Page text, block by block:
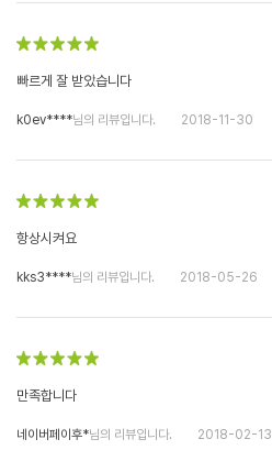
빠르게 잘 받았습니다
k0ev****님의 리뷰입니다. 2018-11-30
항상시켜요
kks3****님의 리뷰입니다. 2018-05-26
만족합니다
네이버페이후*님의 리뷰입니다. 2018-02-13